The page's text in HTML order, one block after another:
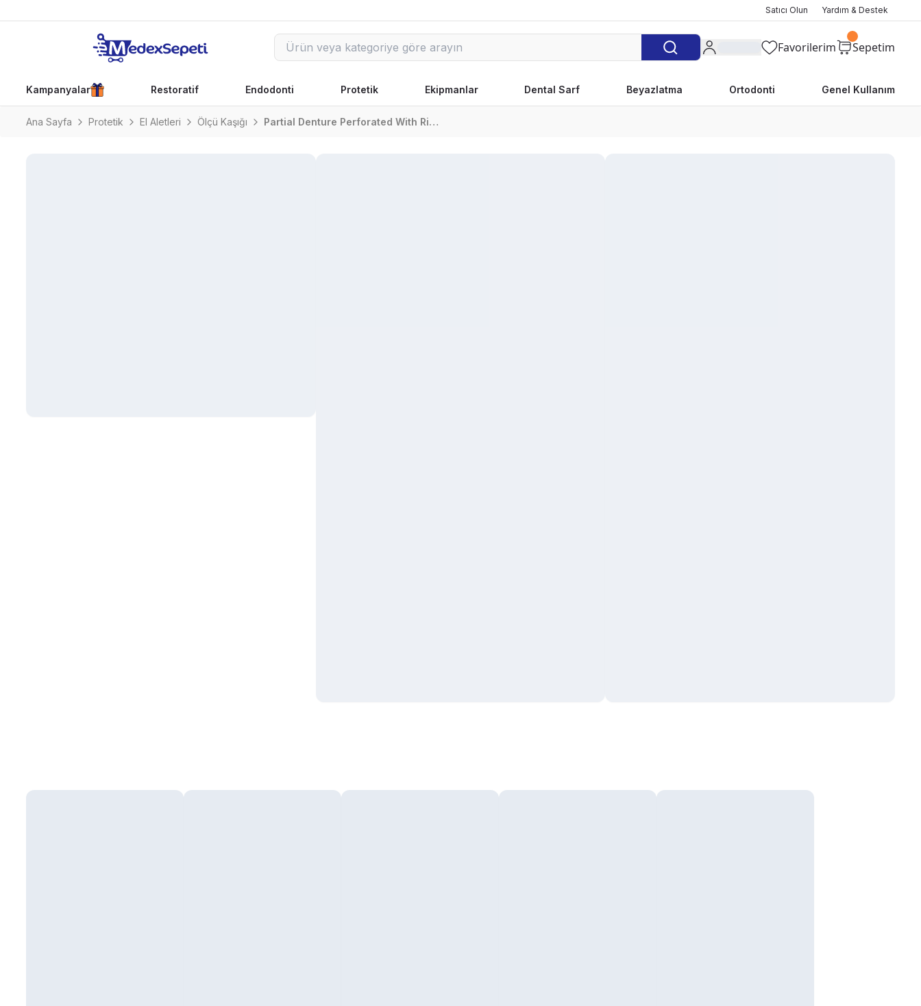
Satıcı Olun Yardım & Destek
Favorilerim Sepetim
Kampanyalar Restoratif Endodonti Protetik Ekipmanlar Dental Sarf Beyazlatma Ortodonti Genel Kullanım
Ana Sayfa Protetik El Aletleri Ölçü Kaşığı Partial Denture Perforated With Rim Set Of 6 Pcs Ölçü Kaşığı